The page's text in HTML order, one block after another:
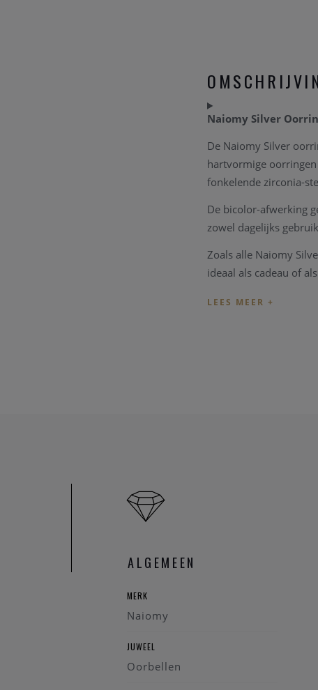
Naiomy Silver
De Naiomy Silver
hartvormige
fonkelende zirconia-
De bicolor-afwerking
zowel dagelijks
Zoals alle Naiomy
ideaal als cadeau of
ALGEMEEN
MERK
Naiomy
JUWEEL
Oorbellen